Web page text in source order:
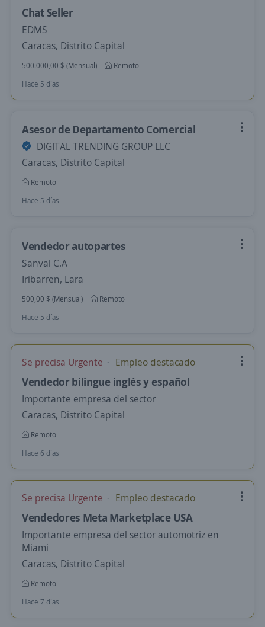
Chat Seller
EDMS
Caracas, Distrito Capital
500.000,00 $ (Mensual)
Remoto
Hace 5 días
Asesor de Departamento Comercial
DIGITAL TRENDING GROUP LLC
Caracas, Distrito Capital
Remoto
Hace 5 días
Vendedor autopartes
Sanval C.A
Iribarren, Lara
500,00 $ (Mensual)
Remoto
Hace 5 días
Se precisa Urgente Empleo destacado
Vendedor bilingue inglés y español
Importante empresa del sector
Caracas, Distrito Capital
Remoto
Hace 6 días
Se precisa Urgente Empleo destacado
Vendedores Meta Marketplace USA
Importante empresa del sector automotriz en
Miami
Caracas, Distrito Capital
Remoto
Hace 7 días